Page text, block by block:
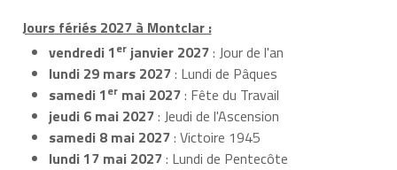
Jours fériés 2027 à Montclar :
vendredi 1er janvier 2027: Jour de l'an
lundi 29 mars 2027: Lundi de Pâques
samedi 1er mai 2027: Fête du Travail
jeudi 6 mai 2027: Jeudi de l'Ascension
samedi 8 mai 2027: Victoire 1945
lundi 17 mai 2027: Lundi de Pentecôte